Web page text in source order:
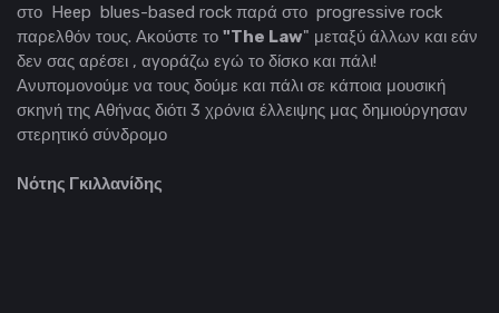
στο Heep blues-based rock παρά στο progressive rock
παρελθόν τους. Ακούστε το "The Law" μεταξύ άλλων και εάν
δεν σας αρέσει , αγοράζω εγώ το δίσκο και πάλι!
Ανυπομονούμε να τους δούμε και πάλι σε κάποια μουσική
σκηνή της Αθήνας διότι 3 χρόνια έλλειψης μας δημιούργησαν
στερητικό σύνδρομο
Νότης Γκιλλανίδης